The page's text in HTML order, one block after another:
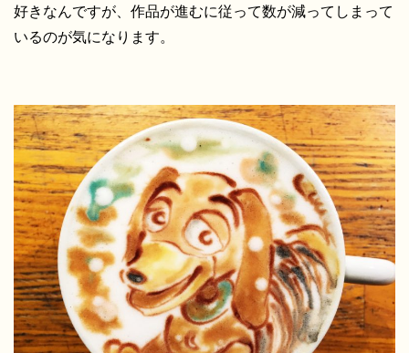
好きなんですが、作品が進むに従って数が減ってしまって
いるのが気になります。